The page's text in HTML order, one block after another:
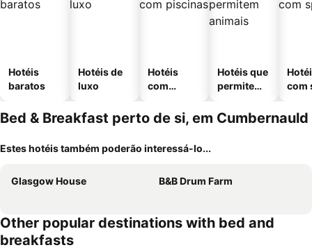
Hotéis
baratos
Hotéis de
luxo
Hotéis
com
Hotéis que
permitem
com
Bed & Breakfast perto de si, em Cumbernauld
Estes hotéis também poderão interessá-lo...
Glasgow House B&B Drum Farm
Other popular destinations with bed and
breakfasts